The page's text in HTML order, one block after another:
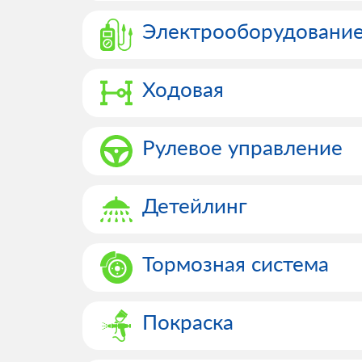
Ходовая
Рулевое управление
Детейлинг
Тормозная система
Покраска